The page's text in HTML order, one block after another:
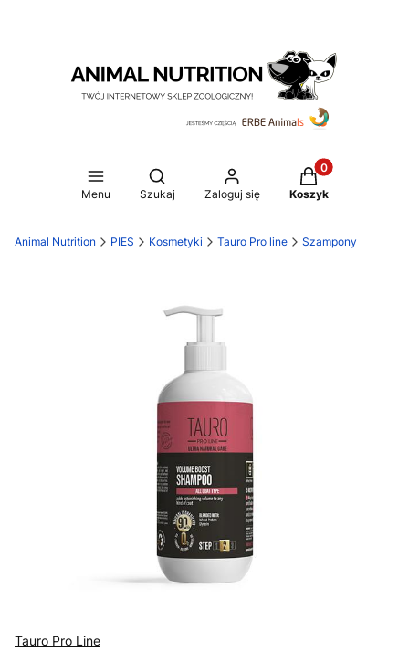
Menu
Otwórz wyszukiwarkę
Szukaj Zaloguj się
Produkty w
Koszyk
Animal Nutrition PIES Kosmetyki Tauro Pro line Szampony
Tauro Pro Line